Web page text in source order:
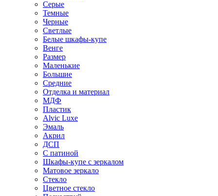
Серые
Темные
Черные
Светлые
Белые шкафы-купе
Венге
Размер
Маленькие
Большие
Средние
Отделка и материал
МДФ
Пластик
Alvic Luxe
Эмаль
Акрил
ДСП
С патиной
Шкафы-купе с зеркалом
Матовое зеркало
Стекло
Цветное стекло